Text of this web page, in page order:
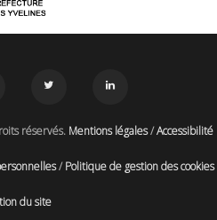
réservés. Mentions légales/Accessibilité
/Politique de gestion des cookies
du site